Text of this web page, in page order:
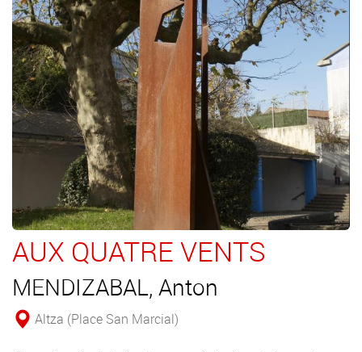
AUX QUATRE VENTS
MENDIZABAL, Anton
Altza (Place San Marcial)